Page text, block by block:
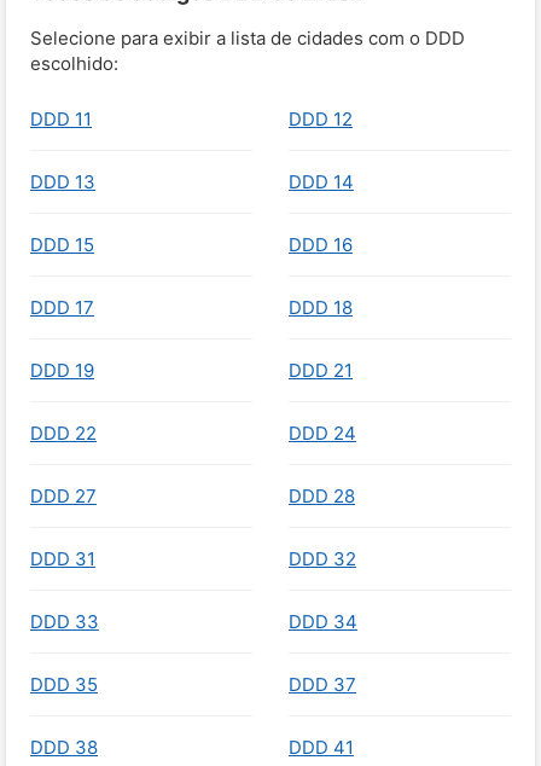
Selecione para exibir a lista de cidades com o DDD
escolhido:
DDD 11 DDD 12
DDD 13 DDD 14
DDD 15 DDD 16
DDD 17 DDD 18
DDD 19 DDD 21
DDD 22 DDD 24
DDD 27 DDD 28
DDD 31 DDD 32
DDD 33 DDD 34
DDD 35 DDD 37
DDD 38 DDD 41